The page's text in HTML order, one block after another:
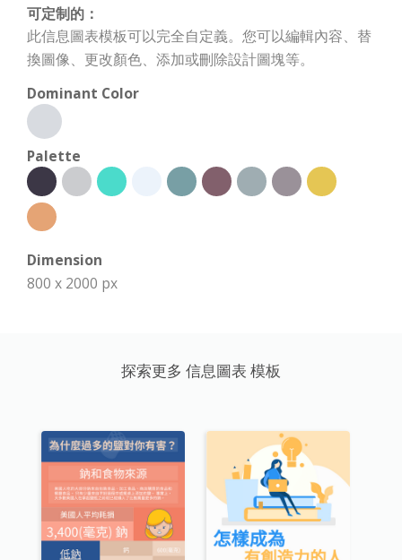
可定制的：
此信息圖表模板可以完全自定義。您可以編輯內容、替
換圖像、更改顏色、添加或刪除設計圖塊等。
Dominant Color
Palette
Dimension
800 x 2000 px
探索更多 信息圖表 模板